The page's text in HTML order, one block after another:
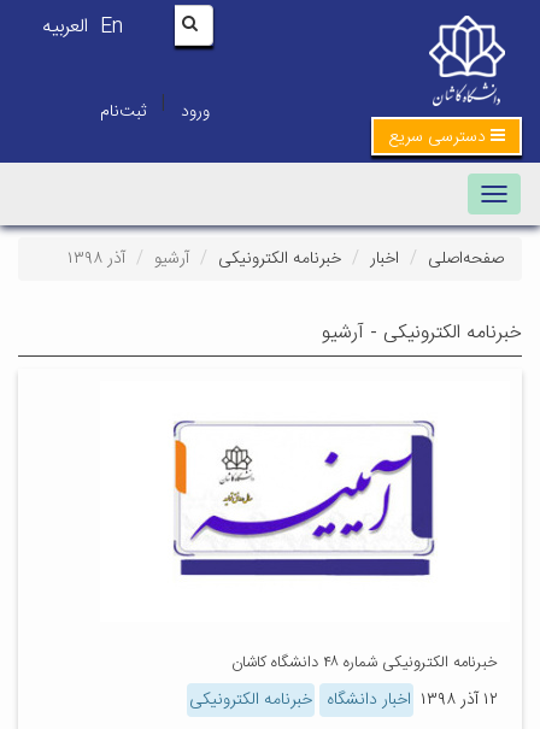
En العربیه
ورود | ثبت‌نام
دسترسی سریع
Toggle navigation
صفحه‌اصلی اخبار خبرنامه الکترونیکی آرشیو آذر ۱۳۹۸
خبرنامه الکترونیکی - آرشیو
خبرنامه الکترونیکی شماره ۴۸ دانشگاه کاشان
۱۲ آذر ۱۳۹۸ اخبار دانشگاه خبرنامه الکترونیکی